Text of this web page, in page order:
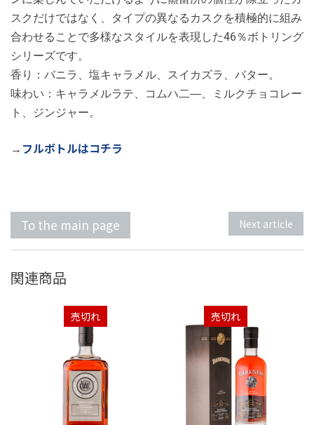
スクだけではなく、タイプの異なるカスクを積極的に組み
合わせることで多様なスタイルを表現した46％ボトリング
シリーズです。
香り：バニラ、塩キャラメル、スイカズラ、バター。
味わい：キャラメルラテ、コムハ二―、ミルクチョコレー
ト、ジンジャー。
→ フルボトルはコチラ
To the main page Next article
関連商品
売切れ 売切れ